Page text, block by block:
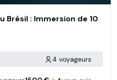
Brésil : Immersion de 10
4 voyageurs